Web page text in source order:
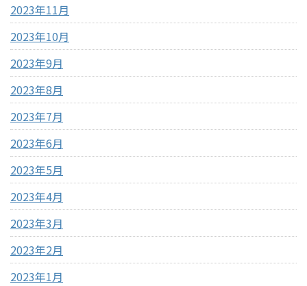
2023年11月
2023年10月
2023年9月
2023年8月
2023年7月
2023年6月
2023年5月
2023年4月
2023年3月
2023年2月
2023年1月